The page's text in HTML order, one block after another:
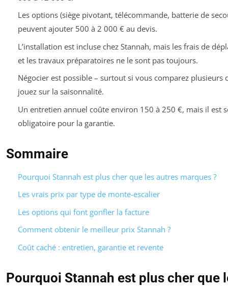
Les options (siège pivotant, télécommande, batterie de
peuvent ajouter 500 à 2 000 € au devis.
L’installation est incluse chez Stannah, mais les frais de
et les travaux préparatoires ne le sont pas toujours.
Négocier est possible – surtout si vous comparez plusieurs
jouez sur la saisonnalité.
Un entretien annuel coûte environ 150 à 250 €, mais il est
obligatoire pour la garantie.
Sommaire
Pourquoi Stannah est plus cher que les autres marques ?
Les vrais prix par type de monte-escalier
Les options qui font gonfler la facture
Comment obtenir le meilleur prix Stannah ?
Coût caché : entretien, garantie et revente
Pourquoi Stannah est plus cher que